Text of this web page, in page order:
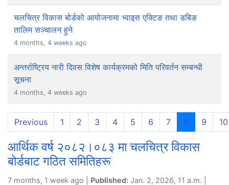
चलचित्र विकास बोर्डको आयोजनामा भ्वाइस एक्टिङ तथा डबिङ
तालिम सञ्चालन हुने
4 months, 4 weeks ago
अन्तर्राष्ट्रिय नारी दिवस विशेष कार्यक्रमको मिति परिवर्तन सम्बन्धी
सूचना
4 months, 4 weeks ago
Previous 1 2 3 4 5 6 7 8 (current)
9 10
आर्थिक वर्ष २०८२।०८३ मा चलचित्र विकास
बोर्डबाट गठित समितिहरू
7 months, 1 week ago | Published: Jan. 2, 2026, 11 a.m. |